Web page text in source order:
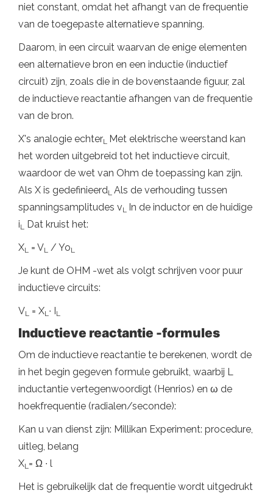
niet constant, omdat het afhangt van de frequentie
van de toegepaste alternatieve spanning.
Daarom, in een circuit waarvan de enige elementen
een alternatieve bron en een inductie (inductief
circuit) zijn, zoals die in de bovenstaande figuur, zal
de inductieve reactantie afhangen van de frequentie
van de bron.
X's analogie echterL Met elektrische weerstand kan
het worden uitgebreid tot het inductieve circuit,
waardoor de wet van Ohm de toepassing kan zijn.
Als X is gedefinieerdL Als de verhouding tussen
spanningsamplitudes vL In de inductor en de huidige
iL
Dat kruist het:
XL = VL / YoL
Je kunt de OHM -wet als volgt schrijven voor puur
inductieve circuits:
VL = XL ∙ IL
Inductieve reactantie -formules
Om de inductieve reactantie te berekenen, wordt de
in het begin gegeven formule gebruikt, waarbij L
inductantie vertegenwoordigt (Henrios) en ω de
hoekfrequentie (radialen/seconde):
Kan u van dienst zijn: Millikan Experiment: procedure,
uitleg, belang
XL = Ω ∙ l
Het is gebruikelijk dat de frequentie wordt uitgedrukt